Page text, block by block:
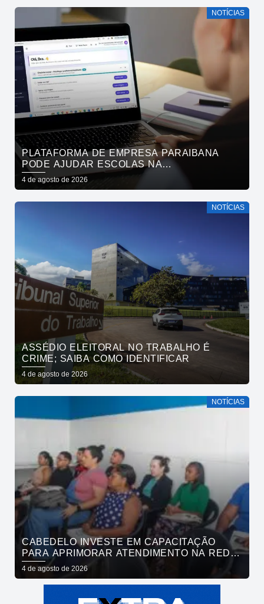
NOTÍCIAS
PLATAFORMA DE EMPRESA PARAIBANA
PODE AJUDAR ESCOLAS NA
IDENTIFICAÇÃO PRECOCE DE SINAIS DE
NEURODIVERGÊNCIA
4 de agosto de 2026
NOTÍCIAS
ASSÉDIO ELEITORAL NO TRABALHO É
CRIME; SAIBA COMO IDENTIFICAR
4 de agosto de 2026
NOTÍCIAS
CABEDELO INVESTE EM CAPACITAÇÃO
PARA APRIMORAR ATENDIMENTO NA REDE
DE BARES E RESTAURANTES
4 de agosto de 2026